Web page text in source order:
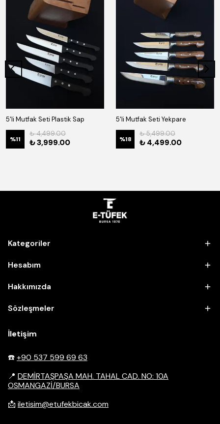
5'li Mutfak Seti Plastik Sap
%11
₺ 4,499.00
₺ 3,999.00
5'li Mutfak Seti Yekpare
%18
₺ 5,499.00
₺ 4,499.00
Kategoriler
Hesabım
Hakkımızda
Sözleşmeler
İletişim
☎️+90 537 599 69 63
📍 DEMİRTAŞPAŞA MAH. TAHAL CAD. NO: 10A
OSMANGAZİ/BURSA
📩 iletisim@etufekbicak.com